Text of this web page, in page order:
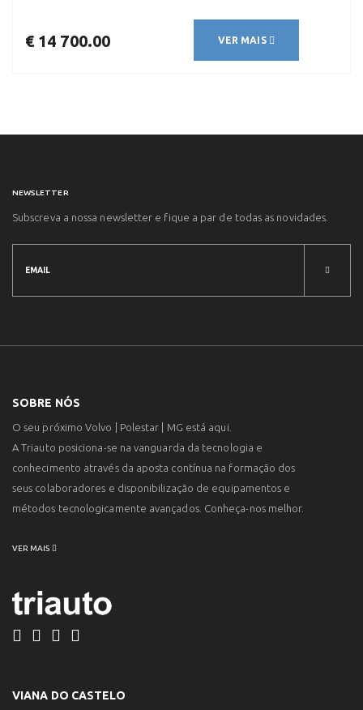
€ 14 700.00 VER MAIS
NEWSLETTER
Subscreva a nossa newsletter e fique a par de todas as novidades.
SOBRE NÓS
O seu próximo Volvo | Polestar | MG está aqui.
A Triauto posiciona-se na vanguarda da tecnologia e
conhecimento através da aposta contínua na formação dos
seus colaboradores e disponibilização de equipamentos e
métodos tecnologicamente avançados. Conheça-nos melhor.
VER MAIS
VIANA DO CASTELO